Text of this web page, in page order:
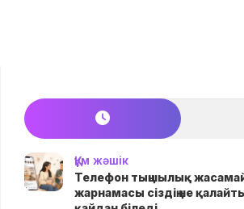
Құм жәшік
Телефон тыңшылық
жарнамасы сіздің не